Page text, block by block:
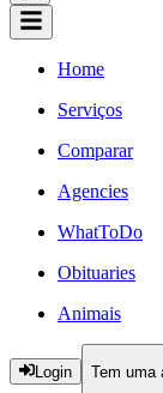
Home
Serviços
Comparar
Agencies
WhatToDo
Obituaries
Animais
Login Tem uma